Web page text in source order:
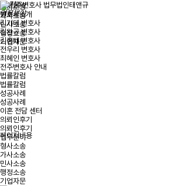
변호사소개
김기태 변호사
김완규 변호사
김홍태 변호사
전우리 변호사
최혜인 변호사
전주변호사 안내
법률칼럼
법률칼럼
성공사례
성공사례
이혼 전담 센터
의뢰인후기
의뢰인후기
업무분야
형사소송
가사소송
민사소송
행정소송
기업자문
업무분야
업무분야
형사소송
가사소송
민사소송
행정소송
기업자문
페이지내용